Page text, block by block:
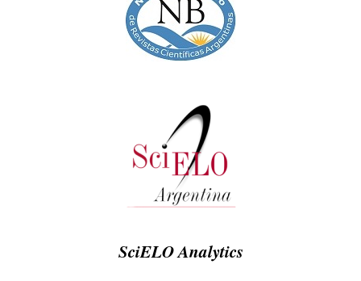
SciELO Analytics